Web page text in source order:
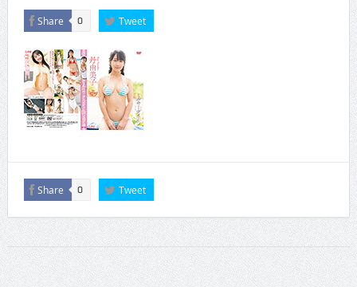
Share 0 Tweet
Share 0 Tweet